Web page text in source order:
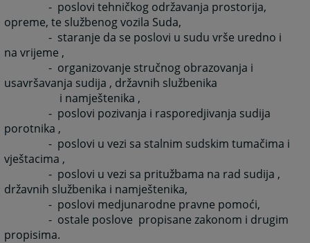
- poslovi tehničkog održavanja prostorija,
opreme, te službenog vozila Suda,
- staranje da se poslovi u sudu vrše uredno i
na vrijeme ,
- organizovanje stručnog obrazovanja i
usavršavanja sudija , državnih službenika
i namještenika ,
- poslovi pozivanja i rasporedjivanja sudija
porotnika ,
- poslovi u vezi sa stalnim sudskim tumačima i
vještacima ,
- poslovi u vezi sa pritužbama na rad sudija ,
državnih službenika i namještenika,
- poslovi medjunarodne pravne pomoći,
- ostale poslove propisane zakonom i drugim
propisima.